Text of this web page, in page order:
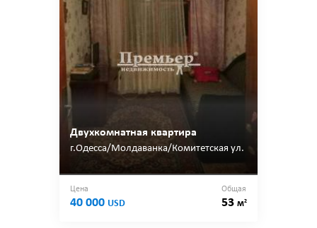
Двухкомнатная квартира
г.Одесса/Молдаванка/Комитетская ул.
Цена
40 000 USD
Общая
53 м2